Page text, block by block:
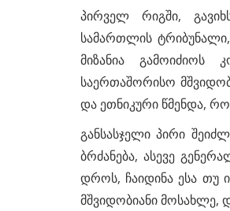
პირველ რიგში,
სამართლის ტრიბუნალი,
მიზანია გამოიძიოს
საერთაშორისო
და ეთნიკური წმენდა,
განსასჯელი პირი
ბრძანება, ასევე
დროს, ჩაიდინა ესა თუ
მშვიდობიანი მოსახლე,